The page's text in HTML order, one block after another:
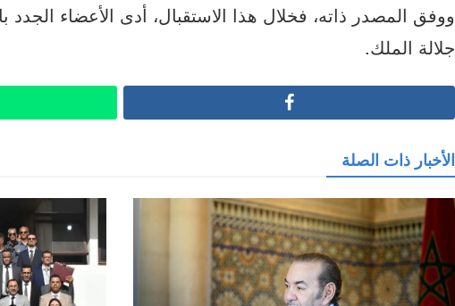
ووفق المصدر ذاته، فخلال هذا الاستقبال، أدى الأعضاء
جلالة الملك.
الأخبار ذات الصلة